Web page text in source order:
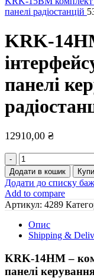
панелі радіостанцій
KRK-
панелі
12910,00 ₴
KRK-
14HM
комплект
інтерфейсу
до
лицьової
панелі
керування
радіостанцій
кількість
Додати в кошик
Додати до списку
Add to compare
Артикул: 4289
Опис
Shipping &
KRK-14HM –
панелі